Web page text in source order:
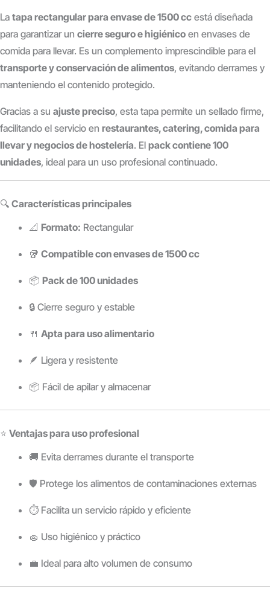
La tapa rectangular para envase de 1500 cc está diseñada
para garantizar un cierre seguro e higiénico en envases de
comida para llevar. Es un complemento imprescindible para el
transporte y conservación de alimentos, evitando derrames y
manteniendo el contenido protegido.
Gracias a su ajuste preciso, esta tapa permite un sellado firme,
facilitando el servicio en restaurantes, catering, comida para
llevar y negocios de hostelería. El pack contiene 100
unidades, ideal para un uso profesional continuado.
🔍 Características principales
📐 Formato: Rectangular
🥡 Compatible con envases de 1500 cc
📦 Pack de 100 unidades
🔒 Cierre seguro y estable
🍴 Apta para uso alimentario
🪶 Ligera y resistente
📦 Fácil de apilar y almacenar
⭐ Ventajas para uso profesional
🚚 Evita derrames durante el transporte
🛡️ Protege los alimentos de contaminaciones externas
⏱️ Facilita un servicio rápido y eficiente
🧽 Uso higiénico y práctico
💼 Ideal para alto volumen de consumo